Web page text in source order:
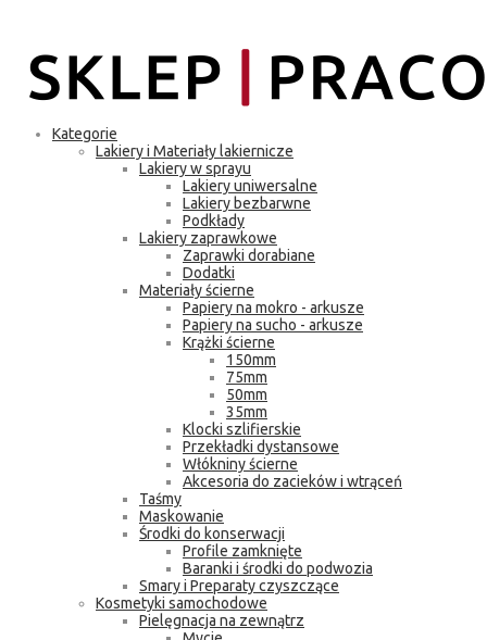
Kategorie
Lakiery i Materiały lakiernicze
Lakiery w sprayu
Lakiery uniwersalne
Lakiery bezbarwne
Podkłady
Lakiery zaprawkowe
Zaprawki dorabiane
Dodatki
Materiały ścierne
Papiery na mokro - arkusze
Papiery na sucho - arkusze
Krążki ścierne
150mm
75mm
50mm
35mm
Klocki szlifierskie
Przekładki dystansowe
Włókniny ścierne
Akcesoria do zacieków i wtrąceń
Taśmy
Maskowanie
Środki do konserwacji
Profile zamknięte
Baranki i środki do podwozia
Smary i Preparaty czyszczące
Kosmetyki samochodowe
Pielęgnacja na zewnątrz